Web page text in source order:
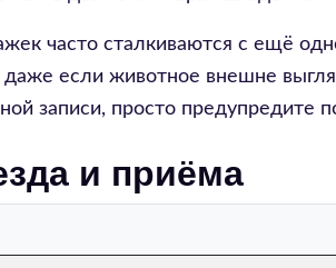
часто сталкиваются с ещё
даже если животное внешне
записи, просто предупредите
и приёма